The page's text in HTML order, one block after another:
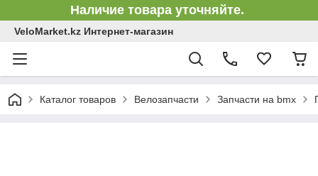
Наличие товара уточняйте.
VeloMarket.kz Интернет-магазин
Каталог товаров Велозапчасти Запчасти на bmx